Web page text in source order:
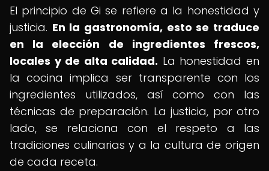
El principio de Gi se refiere a la honestidad y
justicia. En la gastronomía, esto se traduce
en la elección de ingredientes frescos,
locales y de alta calidad. La honestidad en
la cocina implica ser transparente con los
ingredientes utilizados, así como con las
técnicas de preparación. La justicia, por otro
lado, se relaciona con el respeto a las
tradiciones culinarias y a la cultura de origen
de cada receta.